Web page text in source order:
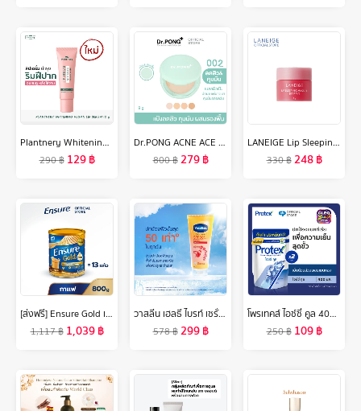
Plantnery Whitening Vegan Lip Serum 10 g
290฿ 129฿
Dr.PONG ACNE ACE 002 แป้งผสมรองพื้น สูตรลดสิว - ZincPCA - Niacinamide - Tranexamic acid - Tea Tree oil
800฿279฿
LANEIGE Lip Sleeping Mask Mini Berry 8g ลาเนจ ลิป สลีปปิ้ง มาส์ก มินิ กลิ่นเบอร์รี่ ลิปมันบำรุงปาก สีชมพู ลิปมัน เพิ่มความชุ่มชื้น ริมฝีปากนุ่ม เรียบเนียน
330฿248฿
[ส่งฟรี] Ensure Gold เอนชัวร์ โกลด์ กลิ่นกาแฟ 800g 1 กระป๋อง Ensure Gold Coffee 800g x1
1,117฿ 1,039฿
วาสลีน เฮลธี ไบรท์ เซรั่มกันแดด ซันแอนด์โพลูชั่น โพรเทคชั่น SPF50+ PA+++ ปกป้องมลภาวะ 300 มล. x2/x6 Vaseline Healthy Bright Serum SPF50 PA+++ Sun + Pollution Protection 300 ml. x2/x6
578฿299฿
โพรเทคส์ ไอซ์ซี่ คูล 400 มล. ถุงเติม รวม 2 ถุง ให้ความรู้สึกเย็นสุดขั้ว (เจลอาบน้ำ, สบู่อาบน้ำ) Protex Icy Cool Refill 400ml Total 2 Bags For the
250฿ 109฿